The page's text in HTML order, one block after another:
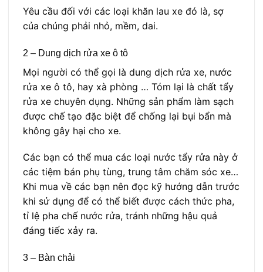
Yêu cầu đối với các loại khăn lau xe đó là, sợ
của chúng phải nhỏ, mềm, dai.
2 – Dung dịch rửa xe ô tô
Mọi người có thể gọi là dung dịch rửa xe, nước
rửa xe ô tô, hay xà phòng … Tóm lại là chất tẩy
rửa xe chuyên dụng. Những sản phẩm làm sạch
được chế tạo đặc biệt để chống lại bụi bẩn mà
không gây hại cho xe.
Các bạn có thể mua các loại nước tẩy rửa này ở
các tiệm bán phụ tùng, trung tâm chăm sóc xe…
Khi mua về các bạn nên đọc kỹ hướng dẫn trước
khi sử dụng để có thể biết được cách thức pha,
tỉ lệ pha chế nước rửa, tránh những hậu quả
đáng tiếc xảy ra.
3 – Bàn chải